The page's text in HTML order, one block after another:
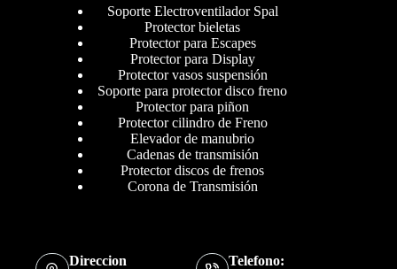
Soporte Electroventilador Spal
Protector bieletas
Protector para Escapes
Protector para Display
Protector vasos suspensión
Soporte para protector disco freno
Protector para piñon
Protector cilindro de Freno
Elevador de manubrio
Cadenas de transmisión
Protector discos de frenos
Corona de Transmisión
Direccion Telefono: